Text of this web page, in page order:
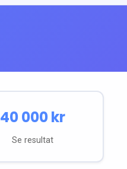
40 000kr
Se resultat